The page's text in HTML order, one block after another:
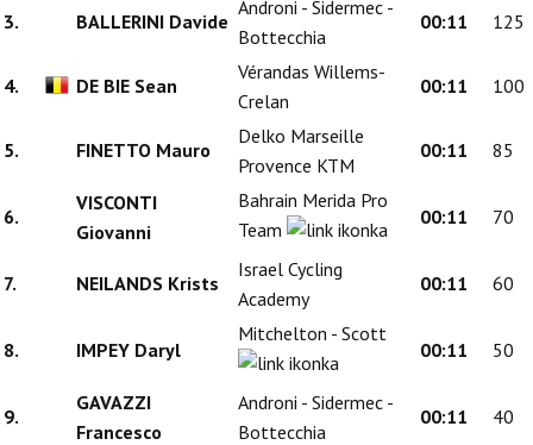
3. BALLERINI Davide
Androni - Sidermec -
Bottecchia
00:11 125
4. DE BIE Sean
Vérandas Willems-
Crelan
00:11 100
5. FINETTO Mauro
Delko Marseille
Provence KTM
00:11 85
6.
VISCONTI
Giovanni
Bahrain Merida Pro
Team
00:11 70
7. NEILANDS Krists
Israel Cycling
Academy
00:11 60
8. IMPEY Daryl
Mitchelton - Scott
00:11 50
9.
GAVAZZI
Francesco
Androni - Sidermec -
Bottecchia
00:11 40